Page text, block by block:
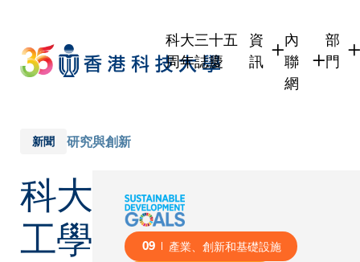
main
content
科大三十五
周年誌慶
資
訊
內
聯
網
部
門
新聞 研究與創新
科大
工學
09 產業、創新和基礎設施